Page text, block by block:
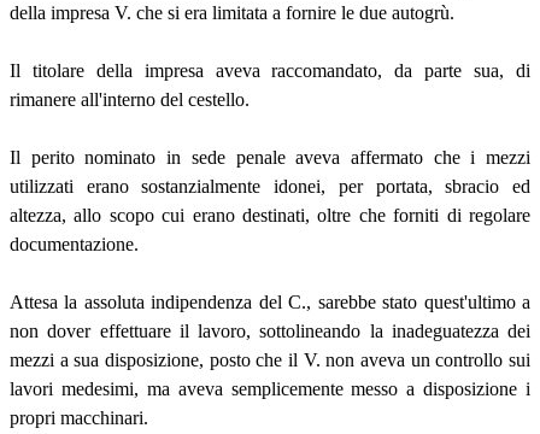
della impresa V. che si era limitata a fornire le due autogrù.
Il titolare della impresa aveva raccomandato, da parte sua, di
rimanere all'interno del cestello.
Il perito nominato in sede penale aveva affermato che i mezzi
utilizzati erano sostanzialmente idonei, per portata, sbracio ed
altezza, allo scopo cui erano destinati, oltre che forniti di regolare
documentazione.
Attesa la assoluta indipendenza del C., sarebbe stato quest'ultimo a
non dover effettuare il lavoro, sottolineando la inadeguatezza dei
mezzi a sua disposizione, posto che il V. non aveva un controllo sui
lavori medesimi, ma aveva semplicemente messo a disposizione i
propri macchinari.